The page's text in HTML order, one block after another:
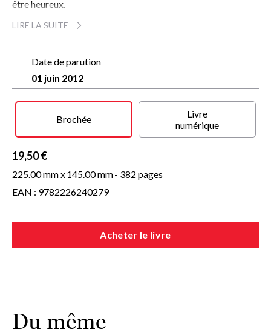
être heureux.
provoqué des suicides, fait régner un climat de peur, craché
reclus - et a terminé sa vie avec sa femme de ménage.
Son fils a été un assassin, sa fille s'est pendue avec une laisse
à chien.
Ce livre n'est pas une biographie, surtout pas.
C'est le récit de la fabrication d'un monstre.
LIRE LA SUITE
Date de parution
01 juin 2012
Brochée
Livre
numérique
19,50 €
225.00 mm x145.00 mm- 382 pages
EAN : 9782226240279
Acheter le livre
Du même